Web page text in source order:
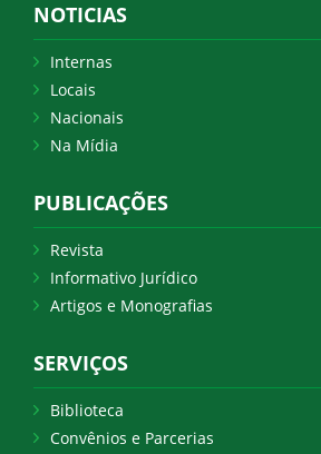
NOTICIAS
Internas
Locais
Nacionais
Na Mídia
PUBLICAÇÕES
Revista
Informativo Jurídico
Artigos e Monografias
SERVIÇOS
Biblioteca
Convênios e Parcerias